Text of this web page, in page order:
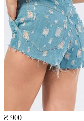
₴ 900